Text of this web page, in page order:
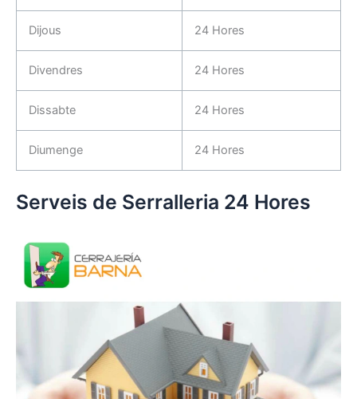
Dijous 24 Hores
Divendres 24 Hores
Dissabte 24 Hores
Diumenge 24 Hores
Serveis de Serralleria 24 Hores